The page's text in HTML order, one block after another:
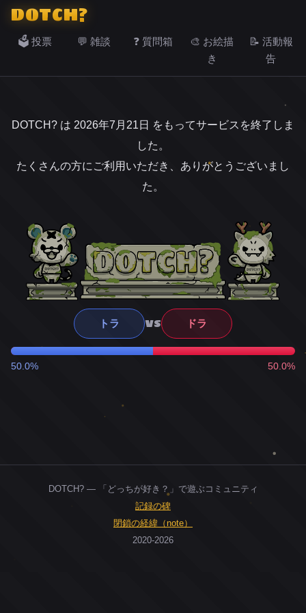
DOTCH?
🗳️ 投票 💬 雑談 ❓ 質問箱
🎨 お絵描
き
📝 活動報
告
DOTCH? は 2026年7月21日 をもってサービスを終了しま
した。
たくさんの方にご利用いただき、ありがとうございまし
た。
トラ VS ドラ
50.0% 50.0%
DOTCH? — 「どっちが好き？」で遊ぶコミュニティ
記録の碑
閉鎖の経緯（note）
2020-2026